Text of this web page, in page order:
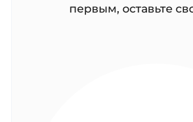
первым, оставьте